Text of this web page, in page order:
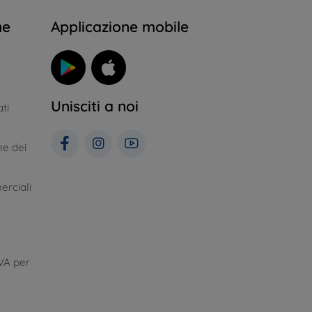
dei
per
Applicazione mobile
Unisciti a noi